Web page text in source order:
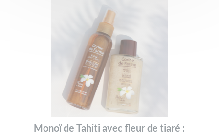
Monoï de Tahiti avec fleur de tiaré :